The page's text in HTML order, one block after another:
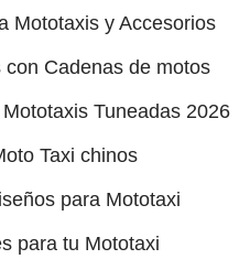
Mototaxis y Accesorios
Cadenas de motos
Tuneadas 2026
Taxi chinos
para Mototaxi
para tu Mototaxi